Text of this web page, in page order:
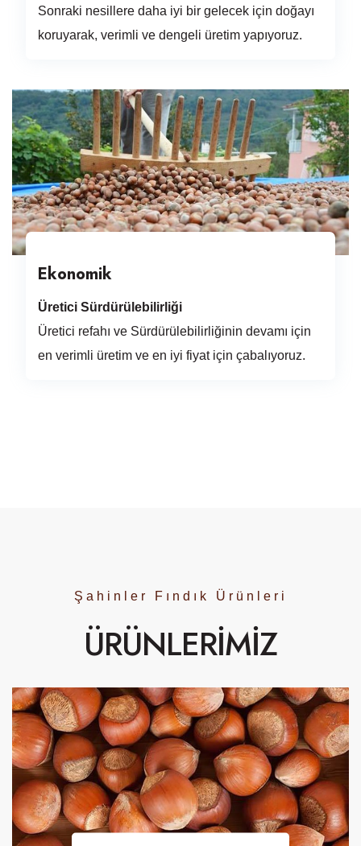
Sonraki nesillere daha iyi bir gelecek için doğayı
koruyarak, verimli ve dengeli üretim yapıyoruz.
Ekonomik
Üretici Sürdürülebilirliği
Üretici refahı ve Sürdürülebilirliğinin devamı için
en verimli üretim ve en iyi fiyat için çabalıyoruz.
Şahinler Fındık Ürünleri
ÜRÜNLERİMİZ